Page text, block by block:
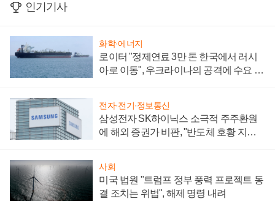
인기기사
화학·에너지
로이터 "정제연료 3만 톤 한국에서 러시
아로 이동", 우크라이나의 공격에 수요 늘
전자·전기·정보통신
삼성전자 SK하이닉스 소극적 주주환원
에 해외 증권가 비판, "반도체 호황 지속
사회
미국 법원 "트럼프 정부 풍력 프로젝트 동
결 조치는 위법", 해제 명령 내려